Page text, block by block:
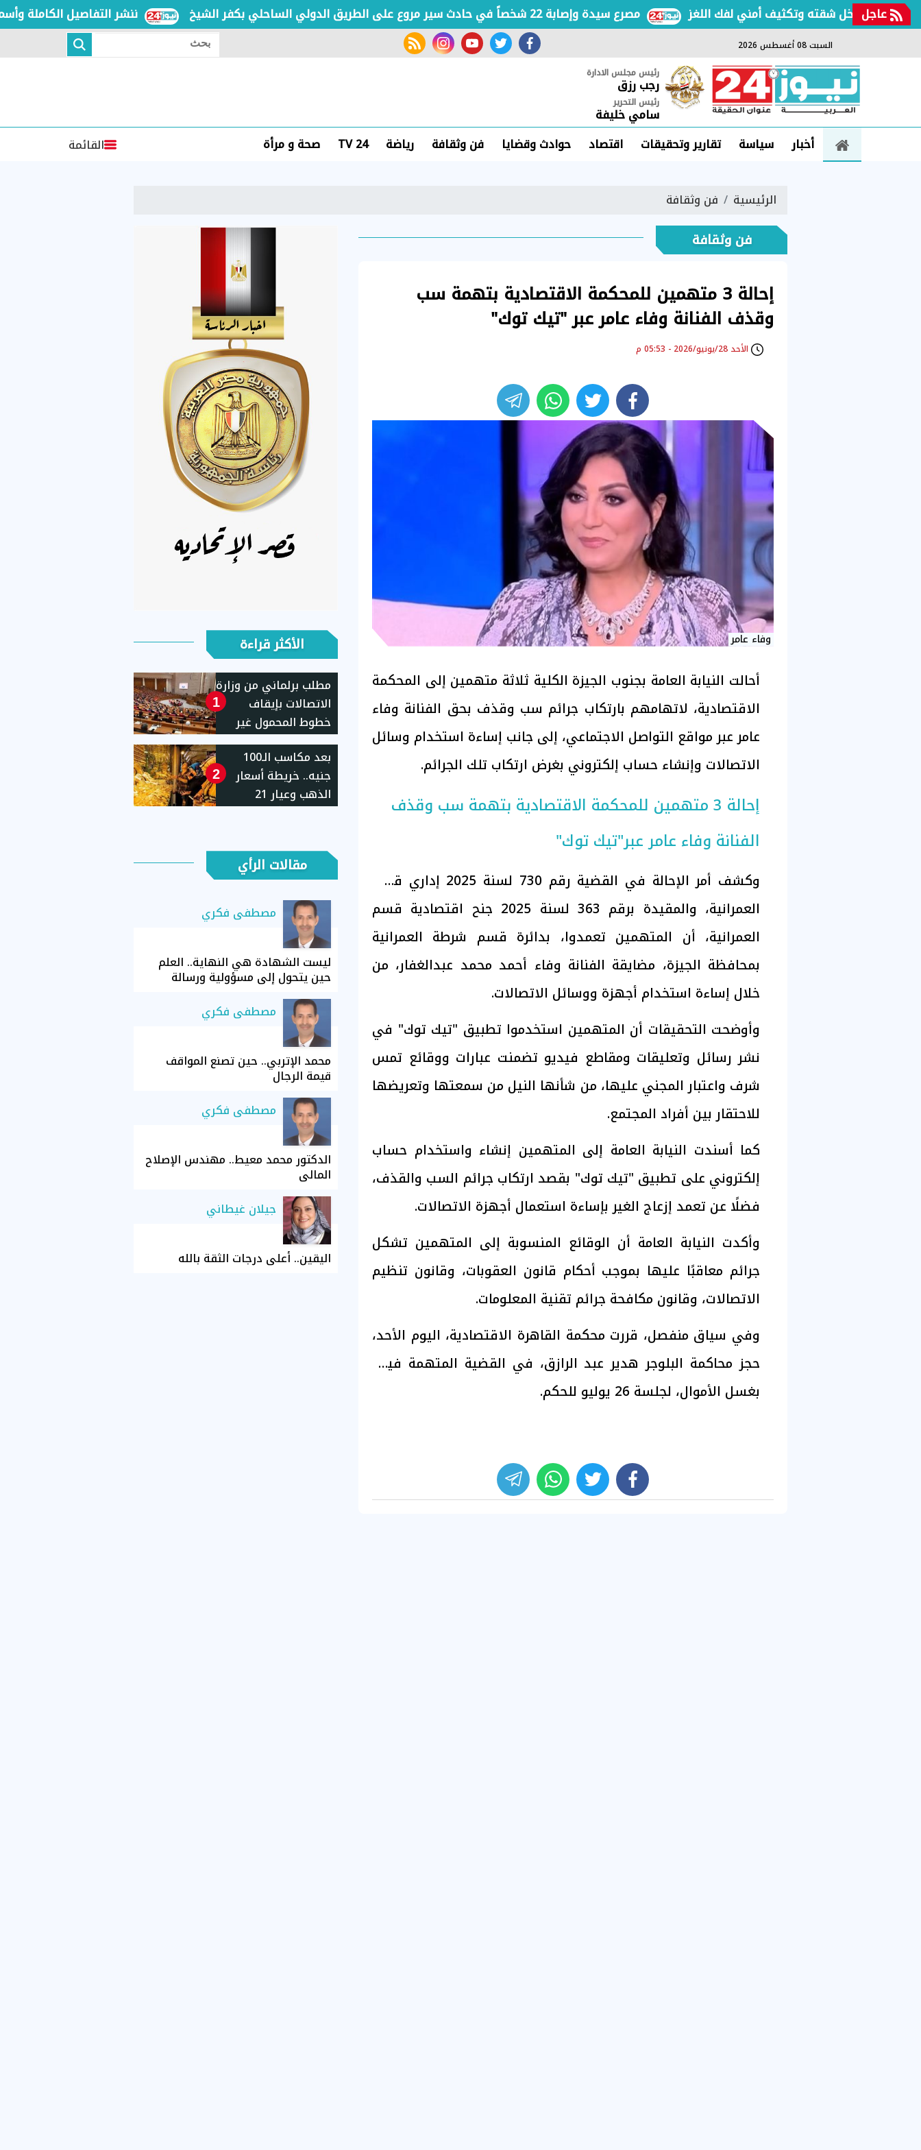
عاجل ننشر التفاصيل الكاملة مصرع سيدة وإصابة 22 شخصاً في حادث سير مروع على الطريق الدولي الساحلي بكفر الشيخ داخل شقته وتكثيف أمني لفك اللغز
السبت 08 أغسطس 2026 facebook
twitter
youtube
instagram
rss feed
بحث
رئيس مجلس الادارة
رجب رزق
رئيس التحرير
سامي خليفة
أخبار
سياسة تقارير وتحقيقات اقتصاد حوادث وقضايا فن وثقافة رياضة TV 24 صحة و مرأة القائمة
الرئيسية فن وثقافة
فن وثقافة
إحالة 3 متهمين للمحكمة الاقتصادية بتهمة سب
وقذف الفنانة وفاء عامر عبر "تيك توك"
الأحد 28/يونيو/2026 - 05:53 م
وفاء عامر
أحالت النيابة العامة بجنوب الجيزة الكلية ثلاثة متهمين إلى المحكمة
الاقتصادية، لاتهامهم بارتكاب جرائم سب وقذف بحق الفنانة وفاء
عامر عبر مواقع التواصل الاجتماعي، إلى جانب إساءة استخدام وسائل
الاتصالات وإنشاء حساب إلكتروني بغرض ارتكاب تلك الجرائم.
إحالة 3 متهمين للمحكمة الاقتصادية بتهمة سب وقذف
الفنانة وفاء عامر عبر"تيك توك"
وكشف أمر الإحالة في القضية رقم 730 لسنة 2025 إداري قسم
العمرانية، والمقيدة برقم 363 لسنة 2025 جنح اقتصادية قسم
العمرانية، أن المتهمين تعمدوا، بدائرة قسم شرطة العمرانية
بمحافظة الجيزة، مضايقة الفنانة وفاء أحمد محمد عبدالغفار، من
خلال إساءة استخدام أجهزة ووسائل الاتصالات.
وأوضحت التحقيقات أن المتهمين استخدموا تطبيق "تيك توك" في
نشر رسائل وتعليقات ومقاطع فيديو تضمنت عبارات ووقائع تمس
شرف واعتبار المجني عليها، من شأنها النيل من سمعتها وتعريضها
للاحتقار بين أفراد المجتمع.
كما أسندت النيابة العامة إلى المتهمين إنشاء واستخدام حساب
إلكتروني على تطبيق "تيك توك" بقصد ارتكاب جرائم السب والقذف،
فضلًا عن تعمد إزعاج الغير بإساءة استعمال أجهزة الاتصالات.
وأكدت النيابة العامة أن الوقائع المنسوبة إلى المتهمين تشكل
جرائم معاقبًا عليها بموجب أحكام قانون العقوبات، وقانون تنظيم
الاتصالات، وقانون مكافحة جرائم تقنية المعلومات.
وفي سياق منفصل، قررت محكمة القاهرة الاقتصادية، اليوم الأحد،
حجز محاكمة البلوجر هدير عبد الرازق، في القضية المتهمة فيها
بغسل الأموال، لجلسة 26 يوليو للحكم.
الأكثر قراءة
1
مطلب برلماني من وزارة
الاتصالات بإيقاف
خطوط المحمول غير
المحدثة
2
بعد مكاسب الـ100
جنيه.. خريطة أسعار
الذهب وعيار 21
بالعطلة الأسبوعية
مقالات الرأي
مصطفى فكري
ليست الشهادة هي النهاية.. العلم
حين يتحول إلى مسؤولية ورسالة
مصطفى فكري
محمد الإتربي.. حين تصنع المواقف
قيمة الرجال
مصطفى فكري
الدكتور محمد معيط.. مهندس الإصلاح
المالي
جيلان غيطاني
اليقين.. أعلى درجات الثقة بالله